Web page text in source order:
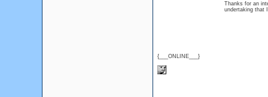
{___ONLINE___}
Thanks for an
undertaking that